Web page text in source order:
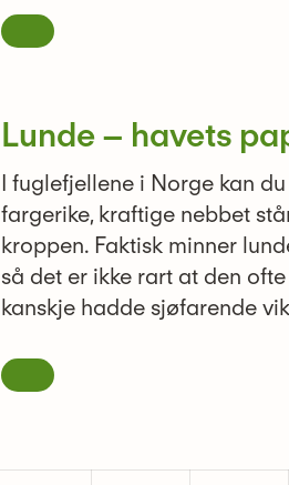
Lunde – havets
I fuglefjellene i Norge kan
fargerike, kraftige nebbet
kroppen. Faktisk minner
så det er ikke rart at den
kanskje hadde sjøfarende